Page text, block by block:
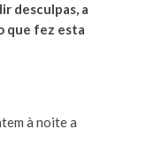
desculpas, a
que fez esta
à noite a